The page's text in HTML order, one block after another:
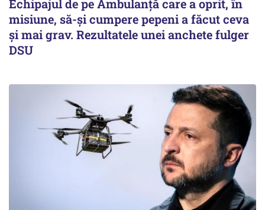
Echipajul de pe Ambulanță care a oprit, în
misiune, să-și cumpere pepeni a făcut ceva
și mai grav. Rezultatele unei anchete fulger
DSU